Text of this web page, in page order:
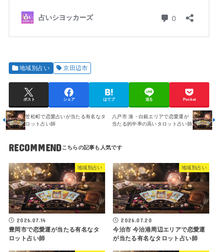
地域別占い 京田辺市
ポスト シェア はてブ 送る Pocket
笠松町で恋愛占いが当たる有名なタ
ロット占い師
八戸市 湊・白銀エリアで恋愛運が
当たる的中率の高いタロット占い師
RECOMMEND
地域別占い
2026.07.14
豊岡市で恋愛運が当たる有名なタ
ロット占い師
地域別占い
2026.07.20
今治市 今治港周辺エリアで恋愛運
が当たる有名なタロット占い師